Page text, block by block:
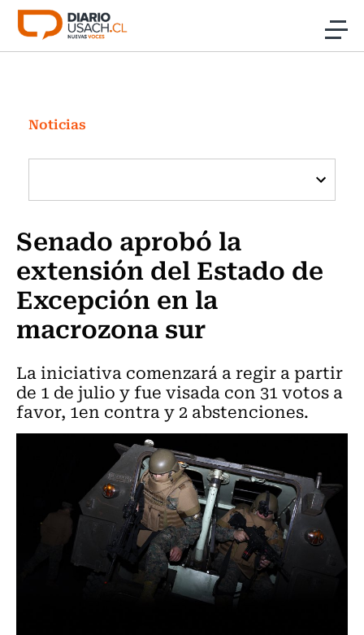
Click acá para ir directamente al contenido
Investigación
Cultura
Programas Radio y TV Usach
Noticias
Senado aprobó la
extensión del Estado de
Excepción en la
macrozona sur
La iniciativa comenzará a regir a partir
de 1 de julio y fue visada con 31 votos a
favor, 1en contra y 2 abstenciones.